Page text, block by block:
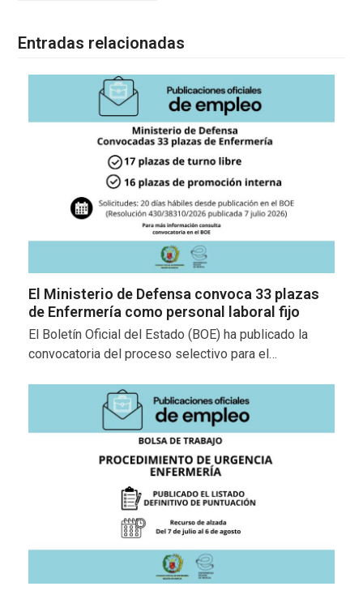
Entradas relacionadas
El Ministerio de Defensa convoca 33 plazas
de Enfermería como personal laboral fijo
El Boletín Oficial del Estado (BOE) ha publicado la
convocatoria del proceso selectivo para el…